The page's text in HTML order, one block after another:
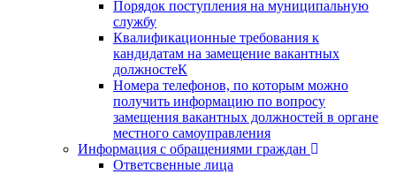
Порядок поступления на муниципальную
службу
Квалификационные требования к
кандидатам на замещение вакантных
должностеК
Номера телефонов, по которым можно
получить информацию по вопросу
замещения вакантных должностей в органе
местного самоуправления
Информация с обращениями граждан
Ответсвенные лица